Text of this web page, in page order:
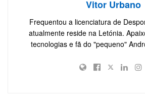
Vitor Urbano
Frequentou a licenciatura de
atualmente reside na Letónia.
tecnologias e fã do "pequeno"